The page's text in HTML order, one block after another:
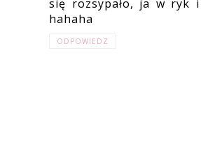
się rozsypało, ja w ryk
hahaha
ODPOWIEDZ